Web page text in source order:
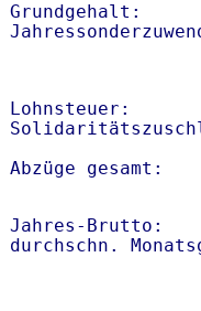
Grundgehalt:
Lohnsteuer:
Abzüge gesamt:
Jahres-